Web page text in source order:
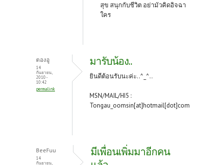
สุข สนุกกับชีวิต อย่ามัวคิดอิจฉา
ใคร
ตองอู
14
กันยายน,
2010 -
10:42
permalink
มารับน้อง..
ยินดีต้อนรับนะค่ะ..^_^..
MSN/MAIL/HI5 :
Tongau_oomsin[at]hotmail[dot]com
BeeFuu
14
กันยายน,
มีเพื่อนเพิ่มมาอีกคน